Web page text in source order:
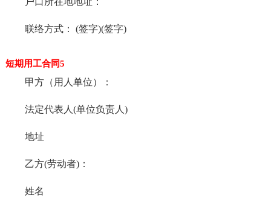
联络方式： (签字)(签字)
短期用工合同5
甲方（用人单位）：
法定代表人(单位负责人)
地址
乙方(劳动者)：
姓名